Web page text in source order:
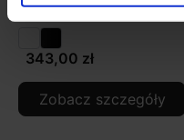
natynkowy Stucchi EVO
343,00 zł
Zobacz szczegóły